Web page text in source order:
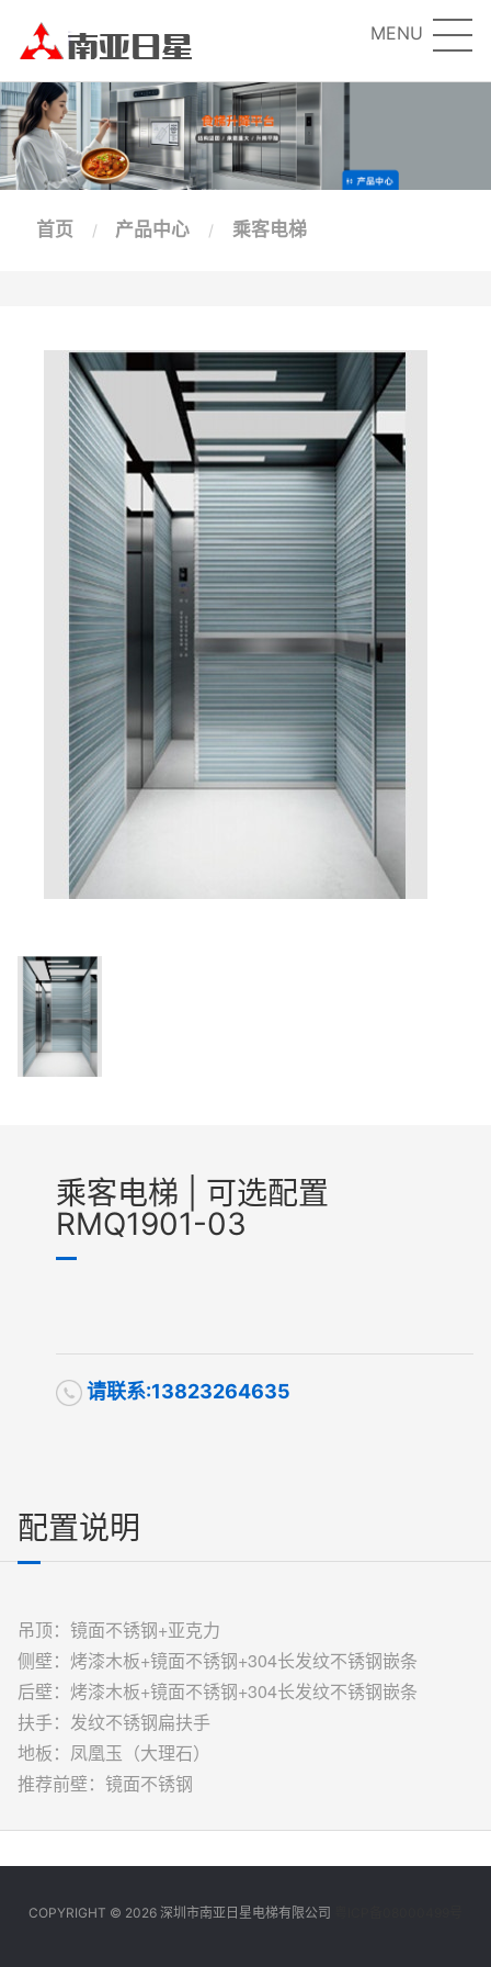
MENU
首页 产品中心 乘客电梯
乘客电梯 | 可选配置
RMQ1901-03
请联系:13823264635
配置说明
吊顶：镜面不锈钢+亚克力
侧壁：烤漆木板+镜面不锈钢+304长发纹不锈钢嵌条
后壁：烤漆木板+镜面不锈钢+304长发纹不锈钢嵌条
扶手：发纹不锈钢扁扶手
地板：凤凰玉（大理石）
推荐前壁：镜面不锈钢
COPYRIGHT © 2026 深圳市南亚日星电梯有限公司